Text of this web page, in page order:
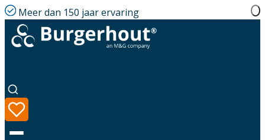
Meer dan 150 jaar ervaring